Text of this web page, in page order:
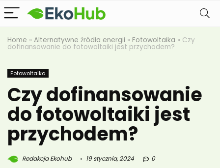
Home » Alternatywne źródła energii » Fotowoltaika » Czy
dofinansowanie do fotowoltaiki jest przychodem?
Fotowoltaika
Czy dofinansowanie
do fotowoltaiki jest
przychodem?
Redakcja Ekohub 19 stycznia, 2024 0